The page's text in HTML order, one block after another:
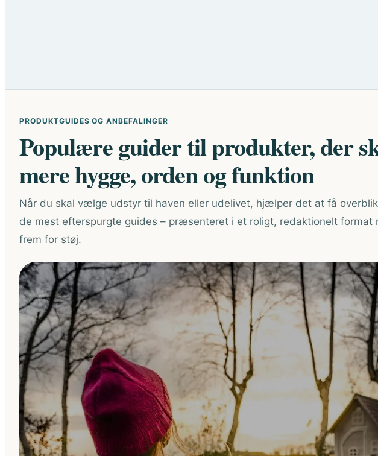
PRODUKTGUIDES OG ANBEFALINGER
Populære guider til produkter, der
mere hygge, orden og funktion
Når du skal vælge udstyr til haven eller udelivet, hjælper det at få
de mest efterspurgte guides – præsenteret i et roligt, redaktionelt format
frem for støj.